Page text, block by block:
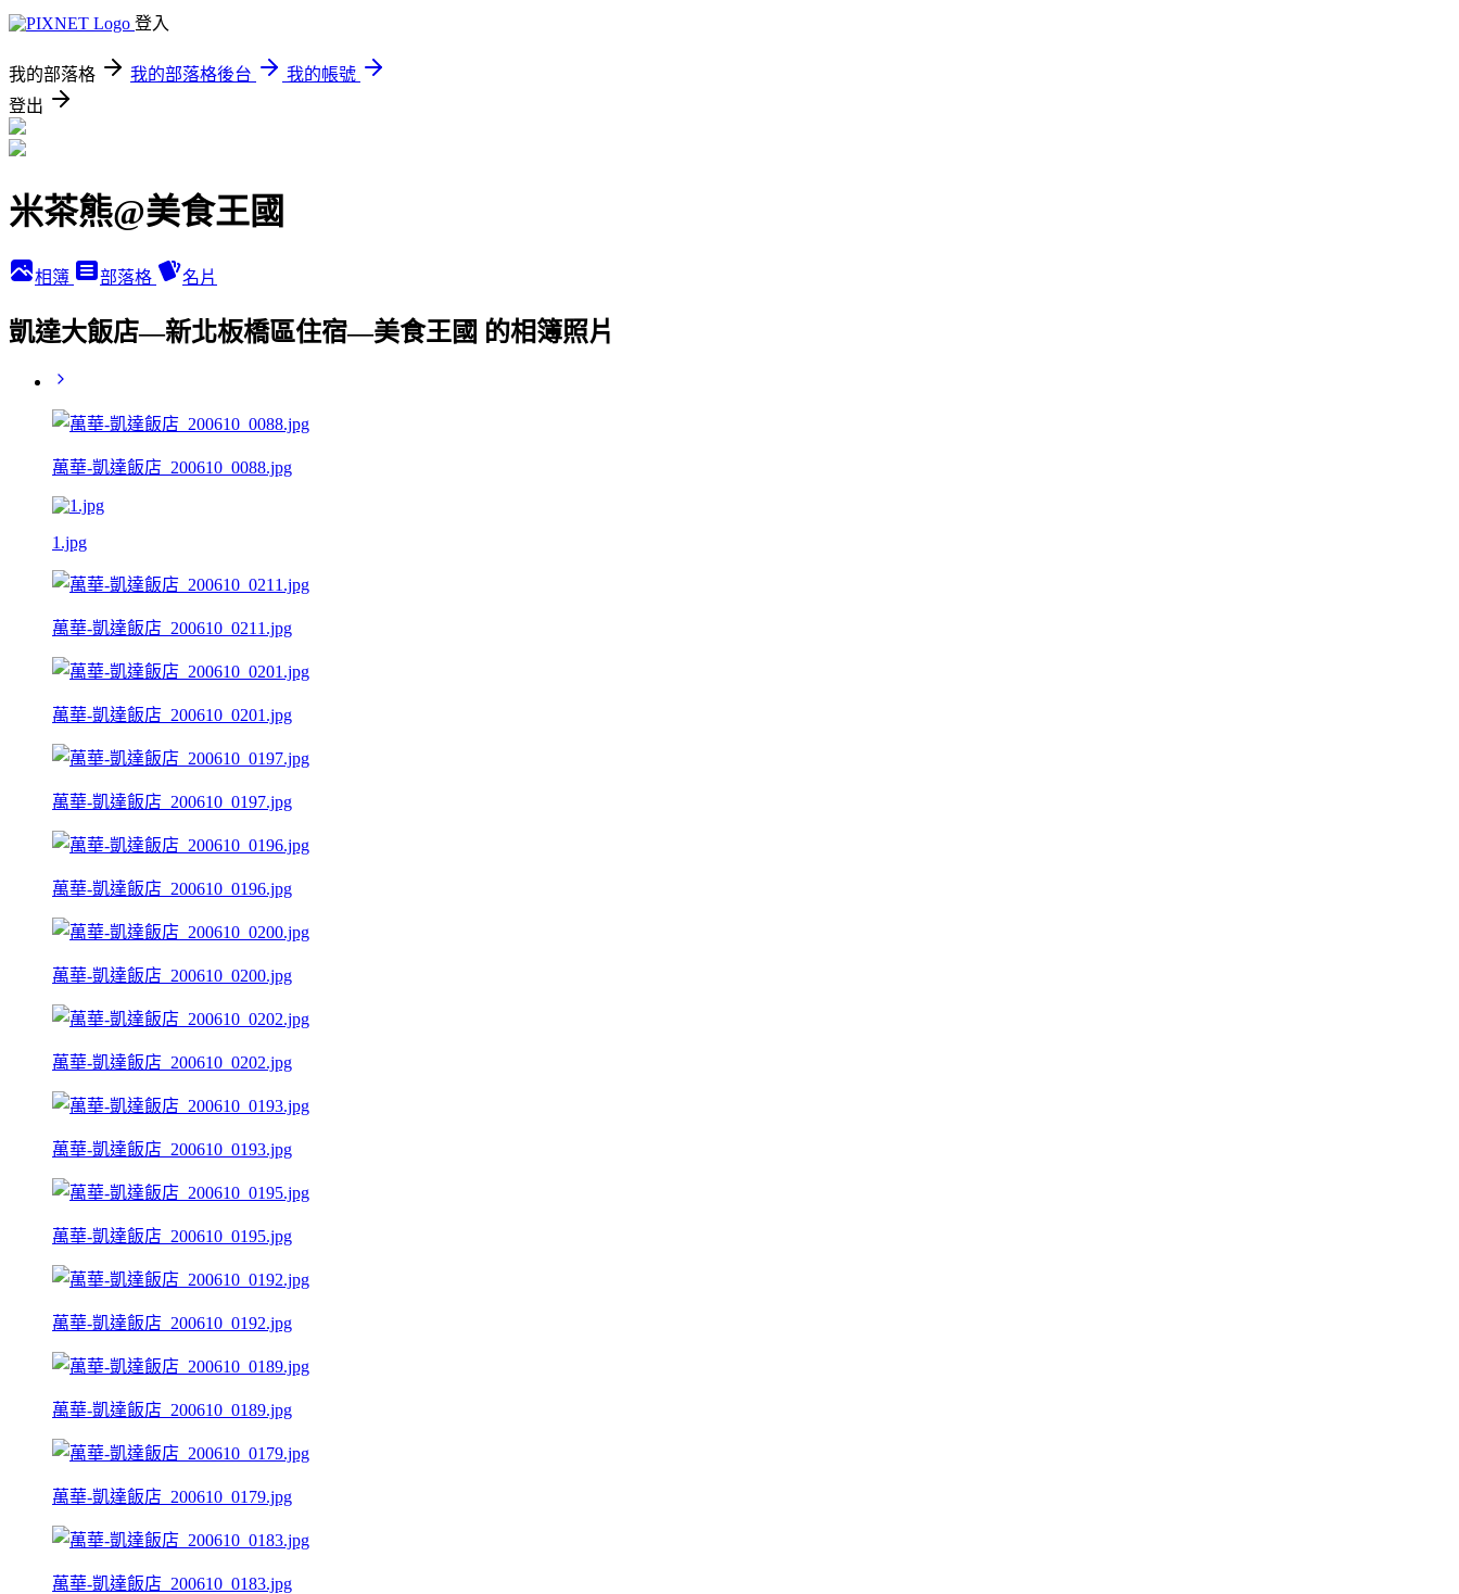
登入
我的部落格 我的部落格後台
我的帳號
登出
米茶熊@美食王國
相簿 部落格 名片
凱達大飯店—新北板橋區住宿—美食王國 的相簿照片
萬華-凱達飯店_200610_0088.jpg
1.jpg
萬華-凱達飯店_200610_0211.jpg
萬華-凱達飯店_200610_0201.jpg
萬華-凱達飯店_200610_0197.jpg
萬華-凱達飯店_200610_0196.jpg
萬華-凱達飯店_200610_0200.jpg
萬華-凱達飯店_200610_0202.jpg
萬華-凱達飯店_200610_0193.jpg
萬華-凱達飯店_200610_0195.jpg
萬華-凱達飯店_200610_0192.jpg
萬華-凱達飯店_200610_0189.jpg
萬華-凱達飯店_200610_0179.jpg
萬華-凱達飯店_200610_0183.jpg